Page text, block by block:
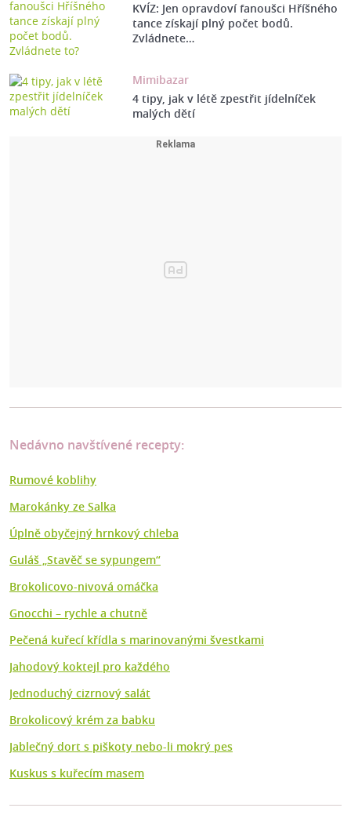
KVÍZ: Jen opravdoví fanoušci Hříšného
tance získají plný počet bodů.
Zvládnete…
Mimibazar
4 tipy, jak v létě zpestřit jídelníček
malých dětí
Nedávno navštívené recepty:
Rumové koblihy
Marokánky ze Salka
Úplně obyčejný hrnkový chleba
Guláš „Stavěč se sypungem“
Brokolicovo-nivová omáčka
Gnocchi – rychle a chutně
Pečená kuřecí křídla s marinovanými švestkami
Jahodový koktejl pro každého
Jednoduchý cizrnový salát
Brokolicový krém za babku
Jablečný dort s piškoty nebo-li mokrý pes
Kuskus s kuřecím masem